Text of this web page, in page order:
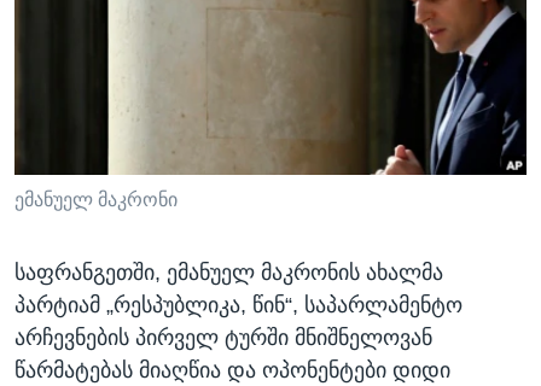
ᲛᲔᲪᲜᲘᲔᲠᲔᲑᲐ
ᲙᲣᲚᲢᲣᲠᲐ
ᲓᲔᲖᲘᲜᲤᲝᲠᲛᲐᲪᲘᲐ
ᲗᲕᲐᲚᲘ ᲒᲕᲐᲓᲔᲕᲜᲔᲗ
ემანუელ მაკრონი
საფრანგეთში, ემანუელ მაკრონის ახალმა
პარტიამ „რესპუბლიკა, წინ“, საპარლამენტო
არჩევნების პირველ ტურში მნიშნელოვან
წარმატებას მიაღწია და ოპონენტები დიდი